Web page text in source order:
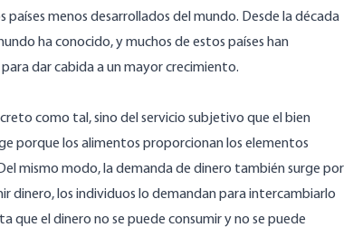
menos desarrollados del mundo. Desde la década
ha conocido, y muchos de estos países han
dar cabida a un mayor crecimiento.
como tal, sino del servicio subjetivo que el bien
porque los alimentos proporcionan los elementos
mismo modo, la demanda de dinero también surge por
dinero, los individuos lo demandan para intercambiarlo
que el dinero no se puede consumir y no se puede